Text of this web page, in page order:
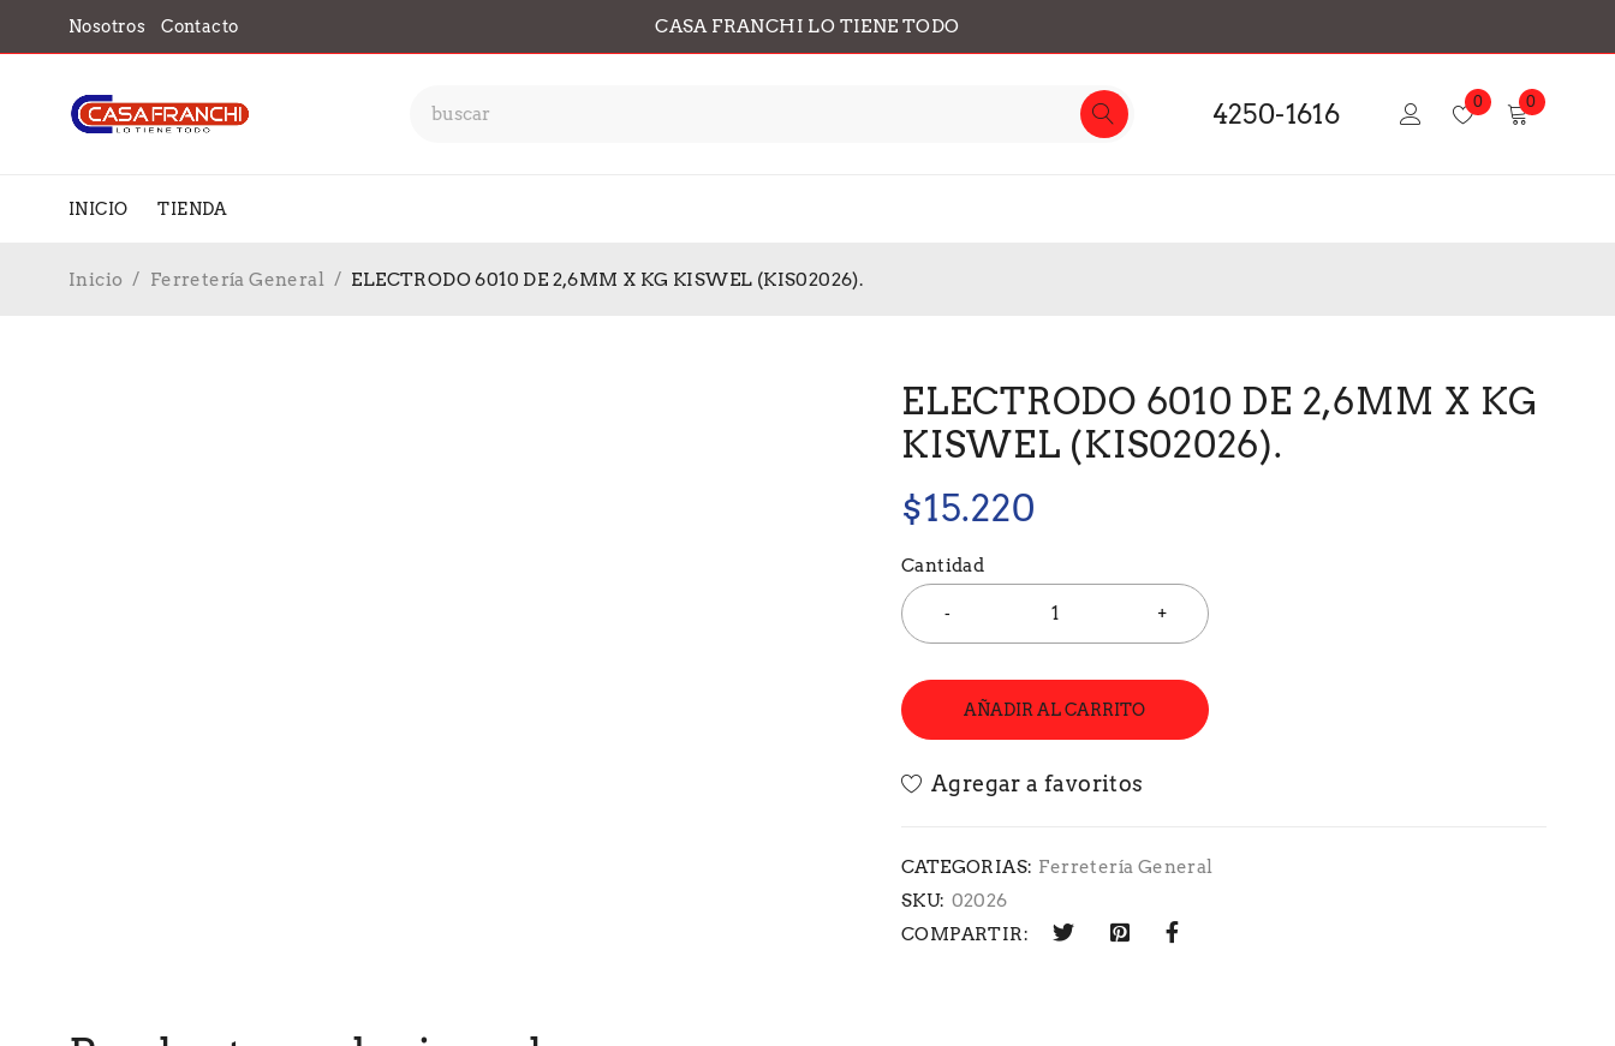
Nosotros Contacto CASA FRANCHI LO TIENE TODO
4250-1616 0 0
INICIO TIENDA
Inicio / Ferretería General / ELECTRODO 6010 DE 2,6MM X KG KISWEL (KIS02026).
ELECTRODO 6010 DE 2,6MM X KG
KISWEL (KIS02026).
$15.220
Cantidad
AÑADIR AL CARRITO
CATEGORIAS: Ferretería General
SKU: 02026
COMPARTIR: